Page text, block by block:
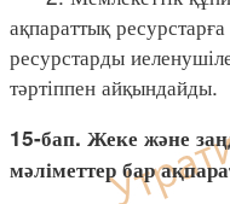
ақпараттық
ресурстарды
тәртіппен айқындайды.
15-бап. Жеке және
мәліметтер бар